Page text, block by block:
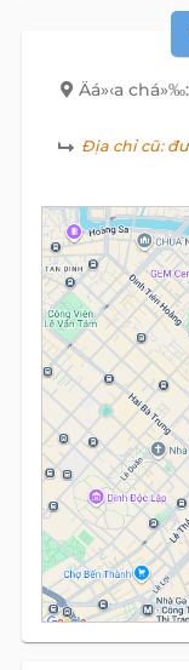
Äá»‹a
Địa chỉ cũ: